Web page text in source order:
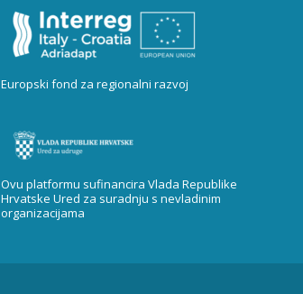
Europski fond za regionalni razvoj
Ovu platformu sufinancira Vlada Republike
Hrvatske Ured za suradnju s nevladinim
organizacijama